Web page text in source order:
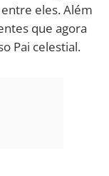
eles. Além
que agora
Pai celestial.